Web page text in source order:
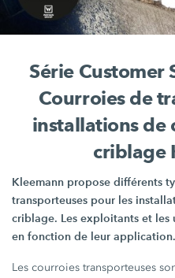
Série Customer
Courroies de
installations de
criblage
Kleemann propose différents
transporteuses pour les
criblage. Les exploitants et
en fonction de leur application.
Les courroies transporteuses